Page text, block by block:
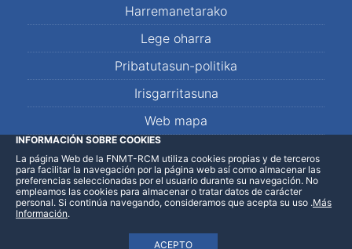
Harremanetarako
Lege oharra
Pribatutasun-politika
Irisgarritasuna
Web mapa
LinkedInFacebookWhatsApp
INFORMACIÓN SOBRE COOKIES
La página Web de la FNMT-RCM utiliza cookies propias y de terceros
para facilitar la navegación por la página web así como almacenar las
preferencias seleccionadas por el usuario durante su navegación. No
empleamos las cookies para almacenar o tratar datos de carácter
personal. Si continúa navegando, consideramos que acepta su uso
ACEPTO
.Más
Información.